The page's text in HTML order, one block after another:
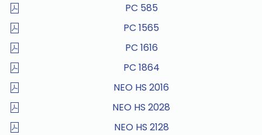
PC 585
PC 1565
PC 1616
PC 1864
NEO HS 2016
NEO HS 2028
NEO HS 2128